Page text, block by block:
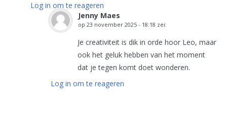
Log in om te reageren
Jenny Maes
op 23 november 2025 - 18:18 zei:
Je creativiteit is dik in orde hoor Leo, maar
ook het geluk hebben van het moment
dat je tegen komt doet wonderen.
Log in om te reageren